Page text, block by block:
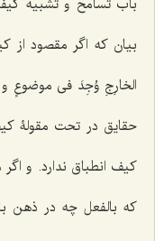
باب تسامح و تشبیه
بیان که اگر مقصود
الخارِجِ وُجِدَ فی موضوعٍ و
حقایق در تحت مقولۀ
کیف انطباق ندارد. و
که بالفعل چه در ذهن